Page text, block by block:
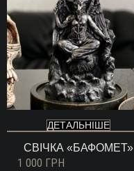
ДЕТАЛЬНІШЕ
СВІЧКА «БАФОМЕТ»
1 000 ГРН